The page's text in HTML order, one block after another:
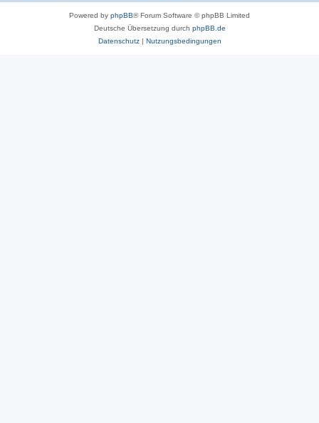
Powered by phpBB® Forum Software © phpBB Limited
Deutsche Übersetzung durch phpBB.de
Datenschutz| Nutzungsbedingungen